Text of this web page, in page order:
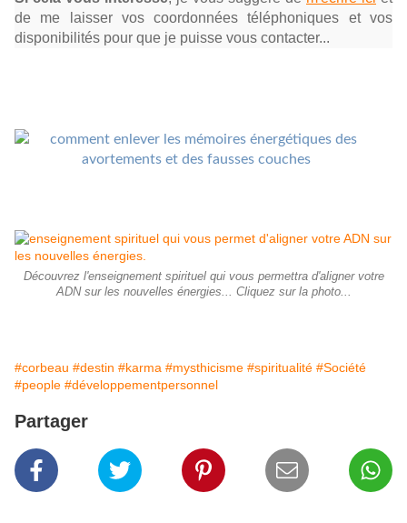
de me laisser vos coordonnées téléphoniques et vos
disponibilités pour que je puisse vous contacter...
Découvrez l'enseignement spirituel qui vous permettra d'aligner votre
ADN sur les nouvelles énergies... Cliquez sur la photo...
#corbeau #destin #karma #mysthicisme #spiritualité #Société
#people #développementpersonnel
Partager